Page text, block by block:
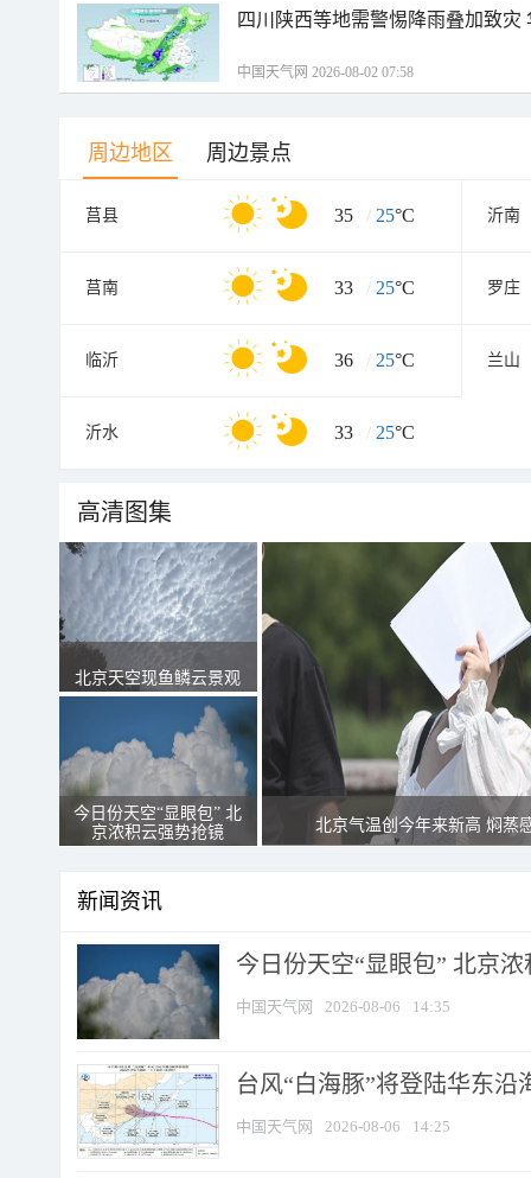
四川陕西等地需警惕降雨叠加致
中国天气网 2026-08-02 07:58
周边地区 周边景点
莒县 35 / 25°C 沂南
莒南 33 / 25°C 罗庄
临沂 36 / 25°C 兰山
沂水 33 / 25°C
高清图集
北京天空现鱼鳞云景观
今日份天空“显眼包” 北
京浓积云强势抢镜
北京气温创今年来新高 焖蒸
新闻资讯
今日份天空“显眼包” 北京
中国天气网 2026-08-06 14:35
台风“白海豚”将登陆华东沿
中国天气网 2026-08-06 14:25